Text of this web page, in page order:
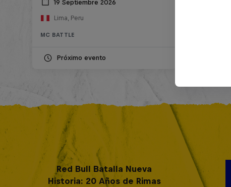
19 Septiembre 2026
Lima, Peru
MC BATTLE
Próximo evento
Red Bull Batalla Nueva
Historia: 20 Años de Rimas